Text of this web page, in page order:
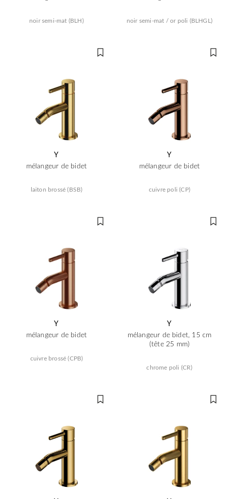
noir semi-mat (BLH) noir semi-mat / or poli (BLHGL)
Y
mélangeur de bidet
laiton brossé (BSB)
Y
mélangeur de bidet
cuivre poli (CP)
Y
mélangeur de bidet
cuivre brossé (CPB)
Y
mélangeur de bidet, 15 cm
(tête 25 mm)
chrome poli (CR)